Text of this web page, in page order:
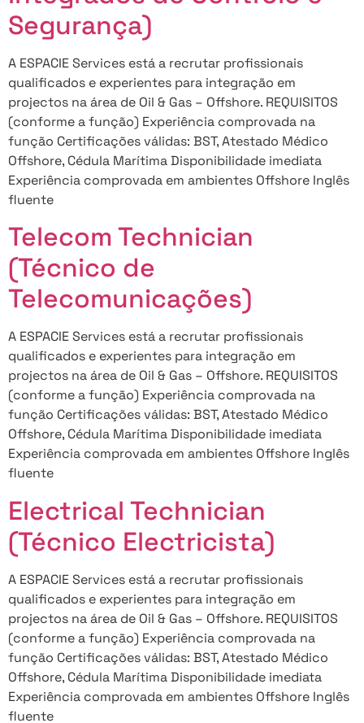
Segurança)
A ESPACIE Services está a recrutar profissionais
qualificados e experientes para integração em
projectos na área de Oil & Gas – Offshore. REQUISITOS
(conforme a função) Experiência comprovada na
função Certificações válidas: BST, Atestado Médico
Offshore, Cédula Marítima Disponibilidade imediata
Experiência comprovada em ambientes Offshore Inglês
fluente
Telecom Technician
(Técnico de
Telecomunicações)
A ESPACIE Services está a recrutar profissionais
qualificados e experientes para integração em
projectos na área de Oil & Gas – Offshore. REQUISITOS
(conforme a função) Experiência comprovada na
função Certificações válidas: BST, Atestado Médico
Offshore, Cédula Marítima Disponibilidade imediata
Experiência comprovada em ambientes Offshore Inglês
fluente
Electrical Technician
(Técnico Electricista)
A ESPACIE Services está a recrutar profissionais
qualificados e experientes para integração em
projectos na área de Oil & Gas – Offshore. REQUISITOS
(conforme a função) Experiência comprovada na
função Certificações válidas: BST, Atestado Médico
Offshore, Cédula Marítima Disponibilidade imediata
Experiência comprovada em ambientes Offshore Inglês
fluente